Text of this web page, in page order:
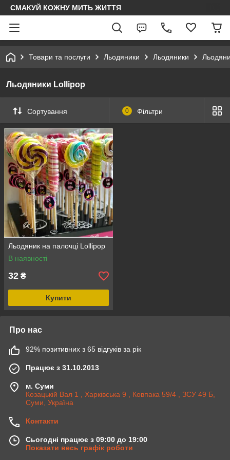
СМАКУЙ КОЖНУ МИТЬ ЖИТТЯ
Товари та послуги Льодяники Льодяники
Льодяники Lollipop
Сортування 0 Фільтри
Льодяник на палочці Lollipop
В наявності
32 ₴
Купити
Про нас
92% позитивних з 65 відгуків за рік
Працює з 31.10.2013
м. Суми
Козацькій Вал 1 , Харківська 9 , Ковпака 59/4 , ЗСУ 49 Б,
Суми, Україна
Контакти
Сьогодні працює з 09:00 до 19:00
Показати весь графік роботи